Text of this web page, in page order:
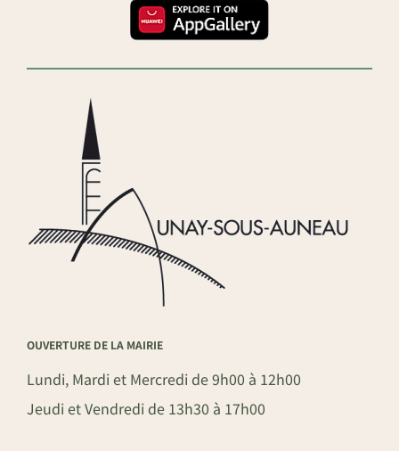
OUVERTURE DE LA MAIRIE
Lundi, Mardi et Mercredi de 9h00 à 12h00
Jeudi et Vendredi de 13h30 à 17h00